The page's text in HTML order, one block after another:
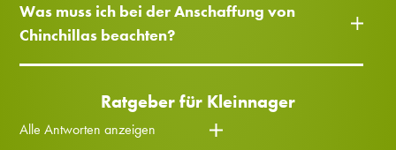
Was muss ich bei der Anschaffung von
Chinchillas beachten?
Ratgeber für Kleinnager
Alle Antworten anzeigen